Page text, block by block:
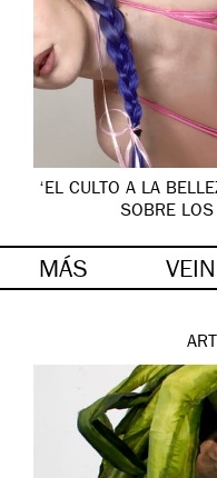
‘EL CULTO A LA
SOBRE
MÁS VEIN
ART